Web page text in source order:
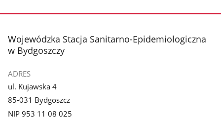
stopka
Wojewódzka Stacja Sanitarno-Epidemiologiczna
w Bydgoszczy
ADRES
ul. Kujawska 4
85-031 Bydgoszcz
NIP 953 11 08 025